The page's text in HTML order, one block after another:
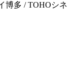
博多 / TOHOシネ